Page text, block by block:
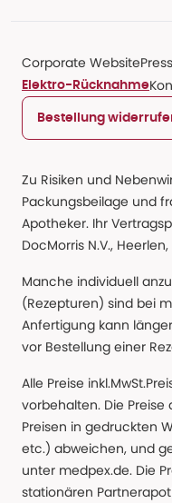
Corporate Website
Elektro-Rücknahme
Bestellung
Zu Risiken und
Packungsbeilage und
Apotheker. Ihr
DocMorris N.V.,
Manche individuell
(Rezepturen) sind bei
Anfertigung kann
vor Bestellung einer
Alle Preise
vorbehalten. Die
Preisen in gedruckten
etc.) abweichen, und
unter medpex.de. Die
stationären